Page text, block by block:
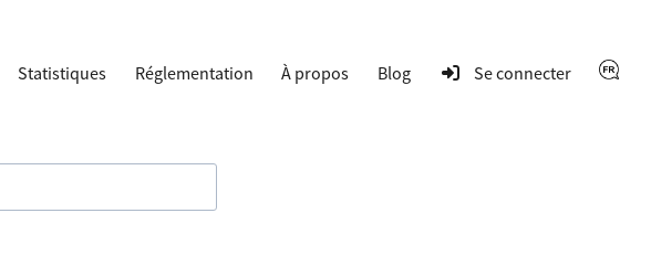
Statistiques Réglementation À propos Blog Se connecter